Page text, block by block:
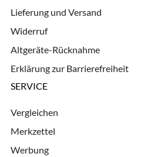
Lieferung und Versand
Widerruf
Altgeräte-Rücknahme
Erklärung zur Barrierefreiheit
SERVICE
Vergleichen
Merkzettel
Werbung